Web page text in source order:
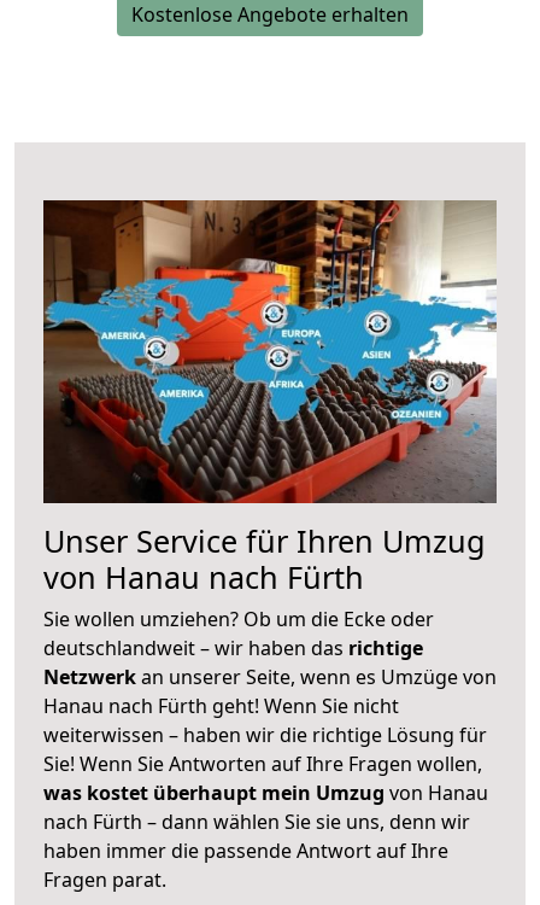
Kostenlose Angebote erhalten
Unser Service für Ihren Umzug
von Hanau nach Fürth
Sie wollen umziehen? Ob um die Ecke oder
deutschlandweit – wir haben das richtige
Netzwerkan unserer Seite, wenn es Umzüge von
Hanau nach Fürth geht! Wenn Sie nicht
weiterwissen – haben wir die richtige Lösung für
Sie! Wenn Sie Antworten auf Ihre Fragen wollen,
was kostet überhaupt mein Umzug von Hanau
nach Fürth – dann wählen Sie sie uns, denn wir
haben immer die passende Antwort auf Ihre
Fragen parat.